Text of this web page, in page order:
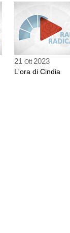
21 Ott 2023
L'ora di Cindia